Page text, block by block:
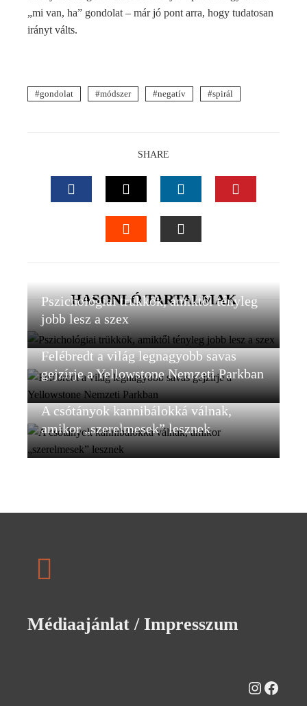
„mi van, ha” gondolat – már jó pont arra, hogy tudatosan
irányt válts.
gondolat módszer negatív spirál
SHARE
FACEBOOKTWITTERLINKEDIN
HASONLÓ TARTALMAK
Pszichológiai trükkök, amiktől tényleg
jobb lesz a szex
Felébredt a világ legnagyobb savas
gejzírje a Yellowstone Nemzeti Parkban
A csótányok kannibálokká válnak,
amikor „szerelmesek” lesznek
Médiaajánlat / Impresszum